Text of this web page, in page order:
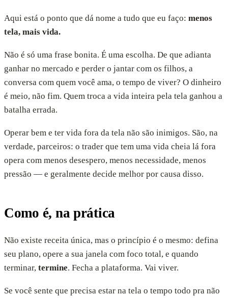
Aqui está o ponto que dá nome a tudo que eu faço: menos
tela, mais vida.
Não é só uma frase bonita. É uma escolha. De que adianta
ganhar no mercado e perder o jantar com os filhos, a
conversa com quem você ama, o tempo de viver? O dinheiro
é meio, não fim. Quem troca a vida inteira pela tela ganhou a
batalha errada.
Operar bem e ter vida fora da tela não são inimigos. São, na
verdade, parceiros: o trader que tem uma vida cheia lá fora
opera com menos desespero, menos necessidade, menos
pressão — e geralmente decide melhor por causa disso.
Como é, na prática
Não existe receita única, mas o princípio é o mesmo: defina
seu plano, opere a sua janela com foco total, e quando
terminar, termine. Fecha a plataforma. Vai viver.
Se você sente que precisa estar na tela o tempo todo pra não